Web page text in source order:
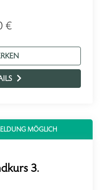
€
MÖGLICH
3.